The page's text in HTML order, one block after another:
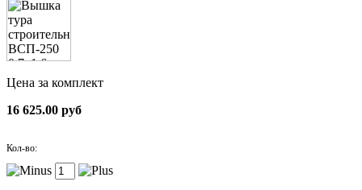
Цена за комплект
16 625.00 руб
Кол-во: